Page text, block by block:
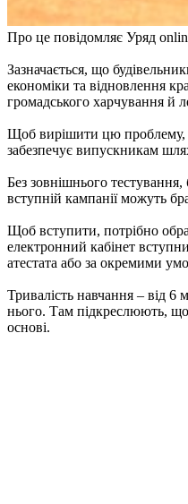
Про це повідомляє Уряд
Зазначається, що
економіки та відновлення
громадського харчування й
Щоб вирішити цю проблему,
забезпечує випускникам
Без зовнішнього
вступній кампанії можуть
Щоб вступити, потрібно
електронний кабінет
атестата або за окремими
Тривалість навчання – від
нього. Там підкреслюють, що
основі.